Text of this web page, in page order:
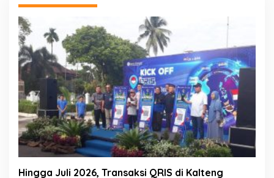
Hingga Juli 2026, Transaksi QRIS di Kalteng